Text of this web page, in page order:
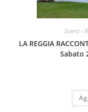
Eventi -
LA REGGIA
Sabato